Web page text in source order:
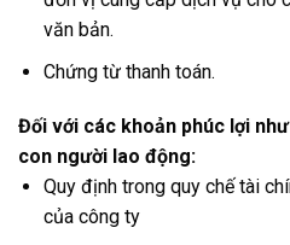
văn bản.
Chứng từ thanh toán.
Đối với các khoản phúc lợi
con người lao động:
Quy định trong quy chế tài
của công ty